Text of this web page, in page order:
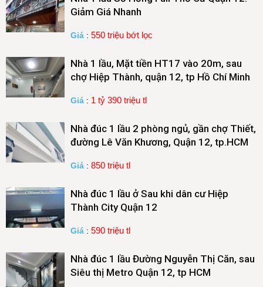
Giảm Giá Nhanh
Giá : 550 triệu bớt lọc
Nhà 1 lầu, Mặt tiền HT17 vào 20m, sau
chợ Hiệp Thành, quận 12, tp Hồ Chí Minh
Giá : 1 tỷ 390 triệu tl
Nhà đúc 1 lầu 2 phòng ngủ, gần chợ Thiết,
đường Lê Văn Khương, Quận 12, tp.HCM
Giá : 850 triệu tl
Nhà đúc 1 lầu ở Sau khi dân cư Hiệp
Thành City Quận 12
Giá : 590 triệu tl
Nhà đúc 1 lầu Đường Nguyễn Thị Căn, sau
Siêu thị Metro Quận 12, tp HCM